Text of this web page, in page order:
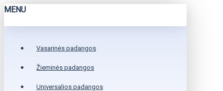
MENU
Vasarinės padangos
Žieminės padangos
Universalios padangos